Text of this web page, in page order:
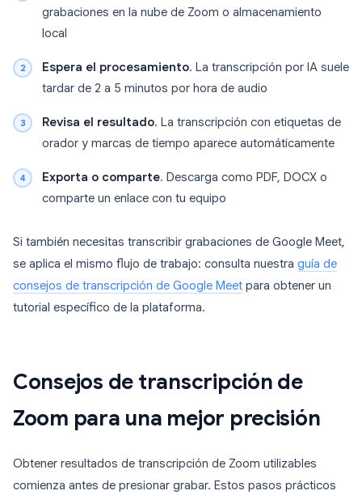
grabaciones en la nube de Zoom o almacenamiento
local
Espera el procesamiento. La transcripción por IA suele
tardar de 2 a 5 minutos por hora de audio
Revisa el resultado. La transcripción con etiquetas de
orador y marcas de tiempo aparece automáticamente
Exporta o comparte. Descarga como PDF, DOCX o
comparte un enlace con tu equipo
Si también necesitas transcribir grabaciones de Google Meet,
se aplica el mismo flujo de trabajo: consulta nuestra guía de
consejos de transcripción de Google Meet para obtener un
tutorial específico de la plataforma.
Consejos de transcripción de
Zoom para una mejor precisión
Obtener resultados de transcripción de Zoom utilizables
comienza antes de presionar grabar. Estos pasos prácticos